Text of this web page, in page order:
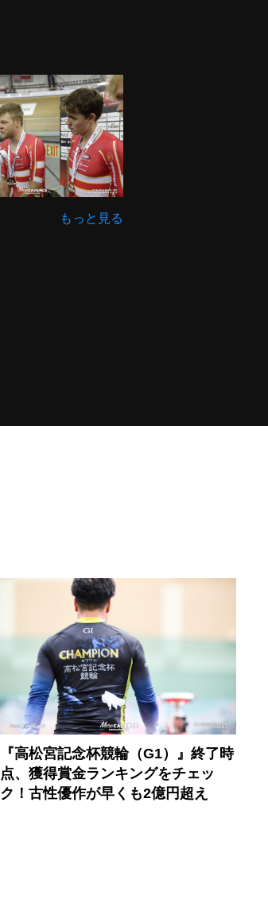
もっと見る
『高松宮記念杯競輪（G1）』終了時
点、獲得賞金ランキングをチェッ
ク！古性優作が早くも2億円超え